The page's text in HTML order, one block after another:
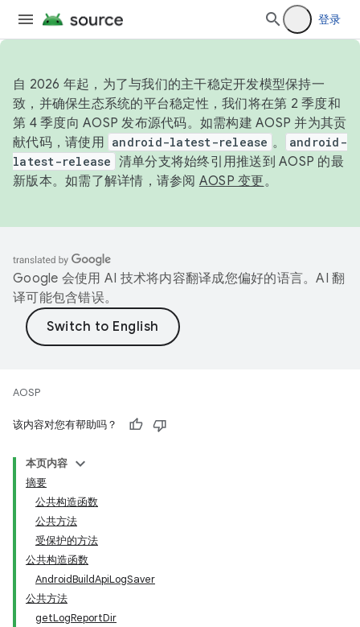
登录
自 2026 年起，为了与我们的主干稳定开发模型保持一
致，并确保生态系统的平台稳定性，我们将在第 2 季度和
第 4 季度向 AOSP 发布源代码。如需构建 AOSP 并为其贡
献代码，请使用 android-latest-release 。
android-
latest-release 清单分支将始终引用推送到 AOSP 的最
新版本。如需了解详情，请参阅 AOSP 变更。
Google 会使用 AI 技术将内容翻译成您偏好的语言。AI 翻
译可能包含错误。
AOSP
该内容对您有帮助吗？
本页内容
摘要
公共构造函数
公共方法
受保护的方法
公共构造函数
AndroidBuildApiLogSaver
公共方法
getLogReportDir